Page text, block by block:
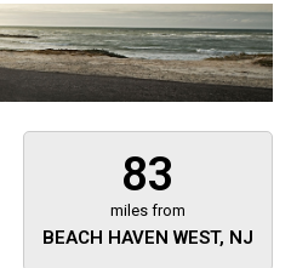
83
miles from
BEACH HAVEN WEST, NJ